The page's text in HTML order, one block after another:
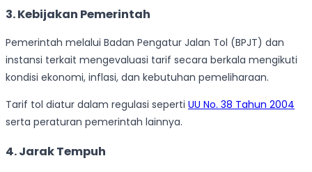
3. Kebijakan Pemerintah
Pemerintah melalui Badan Pengatur Jalan Tol (BPJT) dan
instansi terkait mengevaluasi tarif secara berkala mengikuti
kondisi ekonomi, inflasi, dan kebutuhan pemeliharaan.
Tarif tol diatur dalam regulasi seperti UU No. 38 Tahun 2004
serta peraturan pemerintah lainnya.
4. Jarak Tempuh